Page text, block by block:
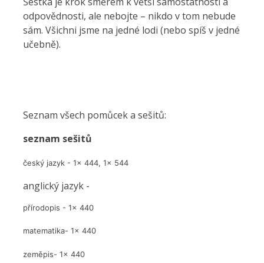
odpovědnosti, ale nebojte – nikdo v tom nebude
sám. Všichni jsme na jedné lodi (nebo spíš v jedné
učebně).
Seznam všech pomůcek a sešitů:
seznam sešitů
český jazyk - 1x 444, 1x 544
anglický jazyk -
přírodopis - 1x 440
matematika- 1x 440
zeměpis- 1x 440